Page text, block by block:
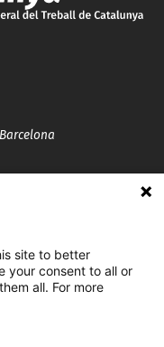
site to better
your consent to all or
all. For more